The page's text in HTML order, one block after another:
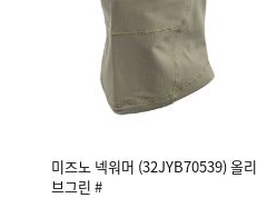
미즈노 넥워머 (32JYB70539) 올리
브그린 #